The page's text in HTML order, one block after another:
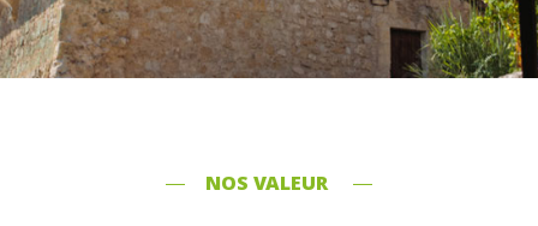
NOS VALEUR